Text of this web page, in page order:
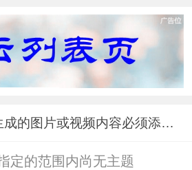
帖子中含有AI生成的图片或视频内容必须添加标识的公告
定的范围内尚无主题